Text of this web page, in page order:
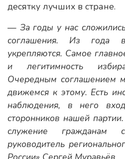
десятку лучших в стране.
— За годы у нас
соглашения. Из года
укрепляются. Самое
и легитимность
Очередным соглашением
движемся к этому. Есть
наблюдения, в него
сторонников нашей
служение гражданам
руководитель